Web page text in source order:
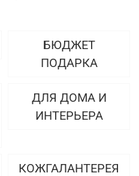
БЮДЖЕТ
ПОДАРКА
ДЛЯ ДОМА И
ИНТЕРЬЕРА
КОЖГАЛАНТЕРЕЯ